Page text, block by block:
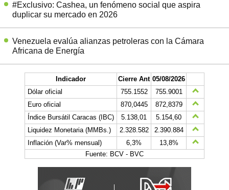
#Exclusivo: Cashea, un fenómeno social que aspira
duplicar su mercado en 2026
Venezuela evalúa alianzas petroleras con la Cámara
Africana de Energía
Indicador Cierre Ant 05/08/2026
Dólar oficial
755.1552
755.9001
Euro oficial
870,0445
872,8379
Índice Bursátil Caracas (IBC)
5.138,01
5.154,60
Liquidez Monetaria (MMBs.)
2.328.582
2.390.884
Inflación (Var% mensual)
6,3%
13,8%
Fuente: BCV - BVC